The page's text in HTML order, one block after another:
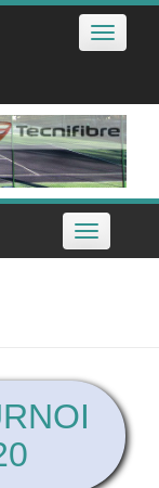
Toggle
Toggle
navigation